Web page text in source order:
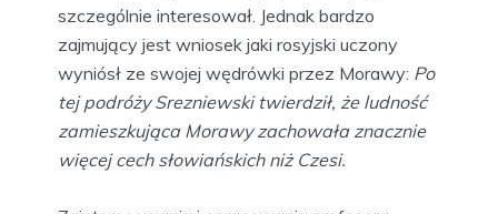
szczególnie interesował. Jednak bardzo
zajmujący jest wniosek jaki rosyjski uczony
wyniósł ze swojej wędrówki przez Morawy: Po
tej podróży Srezniewski twierdził, że ludność
zamieszkująca Morawy zachowała znacznie
więcej cech słowiańskich niż Czesi.